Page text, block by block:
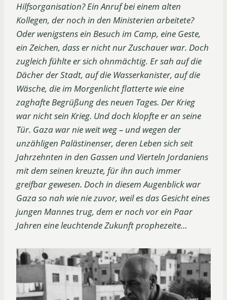
Hilfsorganisation? Ein Anruf bei einem alten
Kollegen, der noch in den Ministerien arbeitete?
Oder wenigstens ein Besuch im Camp, eine Geste,
ein Zeichen, dass er nicht nur Zuschauer war. Doch
zugleich fühlte er sich ohnmächtig. Er sah auf die
Dächer der Stadt, auf die Wasserkanister, auf die
Wäsche, die im Morgenlicht flatterte wie eine
zaghafte Begrüßung des neuen Tages. Der Krieg
war nicht sein Krieg. Und doch klopfte er an seine
Tür. Gaza war nie weit weg – und wegen der
unzähligen Palästinenser, deren Leben sich seit
Jahrzehnten in den Gassen und Vierteln Jordaniens
mit dem seinen kreuzte, für ihn auch immer
greifbar gewesen. Doch in diesem Augenblick war
Gaza so nah wie nie zuvor, weil es das Gesicht eines
jungen Mannes trug, dem er noch vor ein Paar
Jahren eine leuchtende Zukunft prophezeite…